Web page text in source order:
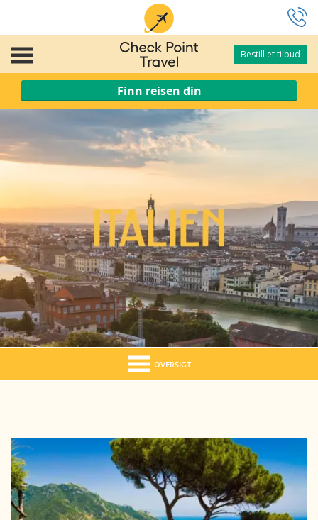
Bestill et tilbud
Bestill et tilbud
Finn reisen din
OVERSIGT